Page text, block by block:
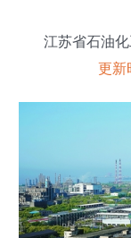
江苏省石油
更新